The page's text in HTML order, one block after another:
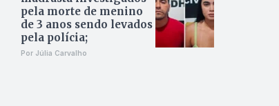
pela morte de menino
de 3 anos sendo levados
pela polícia;
Por Júlia Carvalho